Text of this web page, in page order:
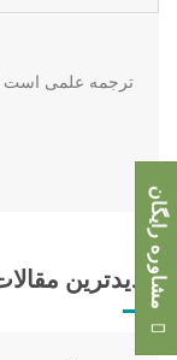
جدیدترین
ترجمه علمی است
مشاوره رایگان